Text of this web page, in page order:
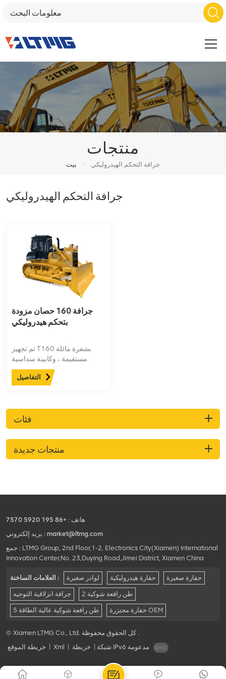
منتجات
بيت / جرافة التحكم الهيدروليكي
جرافة التحكم الهيدروليكي
جرافة 160 حصان مزودة
بتحكم هيدروليكي
تم تجهيز T160 بشفرة مائلة
مستقيمة ، وكابينة سداسية
السطوح ، وحذاء جنزير 510 مم
، وأداء قوي
التفاصيل
فئات
منتجات جديدة
هاتف : +86 195 5920 7570
بريد إلكتروني : market@ltmg.com
جمع : LTMG Group, 2nd Floor,1-2, Electronics City(Xiamen) International
Innovation Center,No. 23,Duying Road,Jimei District, Xiamen China
العلامات الساخنة : لوادر صغيرة حفارة هيدروليكية حفارة صغيرة
جرافة انزلاقية التوجيه 2 طن رافعة شوكية
5 طن رافعة شوكية عالية الطاقة حفارة مجنزرة OEM
© Xiamen LTMG Co., Ltd. كل الحقوق محفوظة .
خريطة الموقع
Xml خريطة